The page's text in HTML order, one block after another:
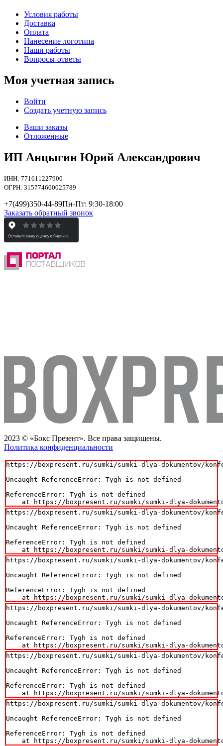
Условия работы
Доставка
Оплата
Нанесение логотипа
Наши работы
Вопросы-ответы
Моя учетная запись
Войти
Создать учетную запись
Ваши заказы
Отложенные
ИП Анцыгин Юрий Александрович
ИНН: 771611227900
ОГРН: 315774600025789
+7(499)350-44-89Пн-Пт: 9:30-18:00
Заказать обратный звонок
2023 © «Бокс Презент». Все права защищены.
Политика конфиденциальности
https://boxpresent.ru/sumki/sumki-dlya-dokumentov/
Uncaught ReferenceError: Tygh is not defined
ReferenceError: Tygh is not defined
at https://boxpresent.ru/sumki/sumki-dlya-
https://boxpresent.ru/sumki/sumki-dlya-dokumentov/
Uncaught ReferenceError: Tygh is not defined
ReferenceError: Tygh is not defined
at https://boxpresent.ru/sumki/sumki-dlya-
https://boxpresent.ru/sumki/sumki-dlya-dokumentov/
Uncaught ReferenceError: Tygh is not defined
ReferenceError: Tygh is not defined
at https://boxpresent.ru/sumki/sumki-dlya-
https://boxpresent.ru/sumki/sumki-dlya-dokumentov/
Uncaught ReferenceError: Tygh is not defined
ReferenceError: Tygh is not defined
at https://boxpresent.ru/sumki/sumki-dlya-
https://boxpresent.ru/sumki/sumki-dlya-dokumentov/
Uncaught ReferenceError: Tygh is not defined
ReferenceError: Tygh is not defined
at https://boxpresent.ru/sumki/sumki-dlya-
https://boxpresent.ru/sumki/sumki-dlya-dokumentov/
Uncaught ReferenceError: Tygh is not defined
ReferenceError: Tygh is not defined
at https://boxpresent.ru/sumki/sumki-dlya-